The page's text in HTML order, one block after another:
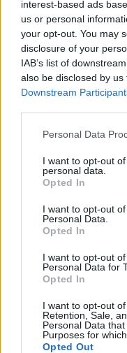
interest-based ads
us or personal
your opt-out. You may
disclosure of your
IAB’s list of
also be disclosed by
Downstream
Please note that this
not limited to your visit
grant or deny consent
use your data for
consent section.
Personal Data
I want to opt-out
personal data.
Opted In
I want to opt-out
Personal Data.
Opted In
I want to opt-out
Personal Data for
Opted In
I want to opt-out
Retention, Sale,
Personal Data
Purposes for
Opted Out
rivoluzionando il
migliorando la
ottimizzando la
continuo
immaginare le
nel futuro. Sei
domani?
AUTORE